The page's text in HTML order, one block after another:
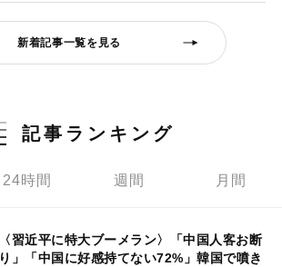
新着記事一覧を見る
記事ランキング
24時間 週間 月間
〈習近平に特大ブーメラン〉「中国人客お断
り」「中国に好感持てない72%」韓国で噴き